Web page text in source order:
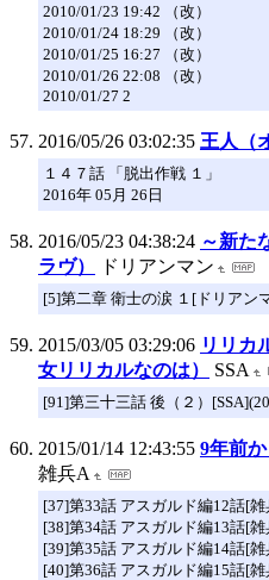
2010/01/23 19:42 （改）
2010/01/24 18:29 （改）
2010/01/25 16:27 （改）
2010/01/26 22:08 （改）
2010/01/27 2
2016/05/26 03:02:35 王人（
１４７話 「脱出作戦 １」
2016年 05月 26日
2016/05/23 04:38:24 ～新た
ラヴ）
ドリアンマン
[5]第二章 衛士の涙 １[ドリアン
2015/03/05 03:29:06 リリカ
女リリカルなのは）
SSA
[91]第三十三話 後（２）
2015/01/14 12:43:55 9年前
雑兵A
[37]第33話 アスガルド編12話[
[38]第34話 アスガルド編13話[
[39]第35話 アスガルド編14話[
[40]第36話 アスガルド編15話[